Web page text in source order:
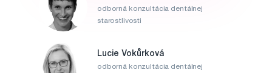
odborná konzultácia dentálnej
starostlivosti
Lucie Vokůrková
odborná konzultácia dentálnej